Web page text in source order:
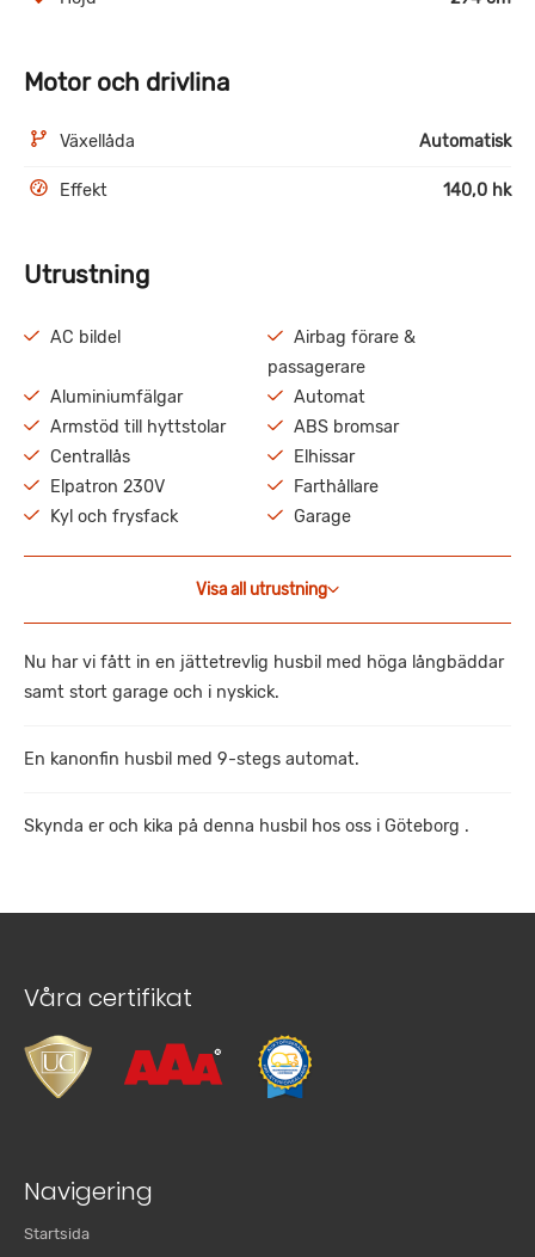
Motor och drivlina
Växellåda Automatisk
Effekt 140,0 hk
Utrustning
AC bildel
Airbag förare &
passagerare
Aluminiumfälgar
Automat
Armstöd till hyttstolar
ABS bromsar
Centrallås
Elhissar
Elpatron 230V
Farthållare
Kyl och frysfack
Garage
Visa all utrustning
Nu har vi fått in en jättetrevlig husbil med höga långbäddar
samt stort garage och i nyskick.
En kanonfin husbil med 9-stegs automat.
Skynda er och kika på denna husbil hos oss i Göteborg .
Våra certifikat
Navigering
Startsida